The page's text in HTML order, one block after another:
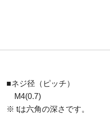
■ネジ径（ピッチ）
M4(0.7)
※ tは六角の深さです。